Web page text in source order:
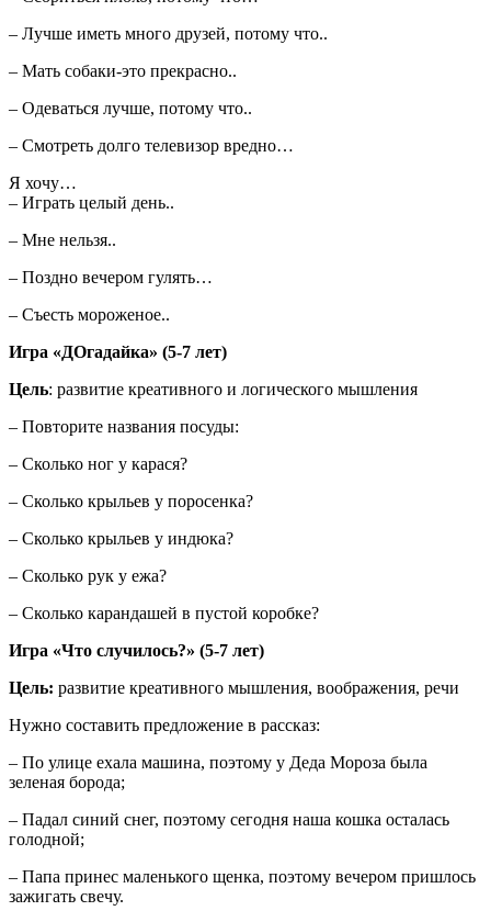
– Лучше иметь много друзей, потому что..
– Мать собаки-это прекрасно..
– Одеваться лучше, потому что..
– Смотреть долго телевизор вредно…
Я хочу…
– Играть целый день..
– Мне нельзя..
– Поздно вечером гулять…
– Съесть мороженое..
Игра «ДОгадайка» (5-7 лет)
Цель: развитие креативного и логического мышления
– Повторите названия посуды:
– Сколько ног у карася?
– Сколько крыльев у поросенка?
– Сколько крыльев у индюка?
– Сколько рук у ежа?
– Сколько карандашей в пустой коробке?
Игра «Что случилось?» (5-7 лет)
Цель: развитие креативного мышления, воображения, речи
Нужно составить предложение в рассказ:
– По улице ехала машина, поэтому у Деда Мороза была
зеленая борода;
– Падал синий снег, поэтому сегодня наша кошка осталась
голодной;
– Папа принес маленького щенка, поэтому вечером пришлось
зажигать свечу.